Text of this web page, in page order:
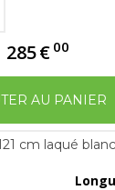
285€ 00
AU PANIER
cm laqué